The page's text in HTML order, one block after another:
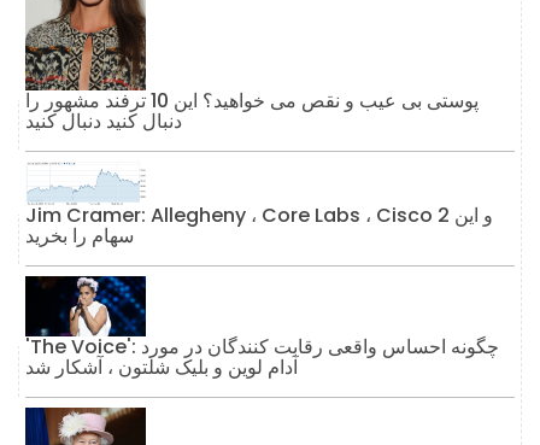
پوستی بی عیب و نقص می خواهید؟ این 10 ترفند مشهور را
دنبال کنید دنبال کنید
Jim Cramer: Allegheny ، Core Labs ، Cisco و این 2
سهام را بخرید
'The Voice': چگونه احساس واقعی رقابت کنندگان در مورد
آدام لوین و بلیک شلتون ، آشکار شد